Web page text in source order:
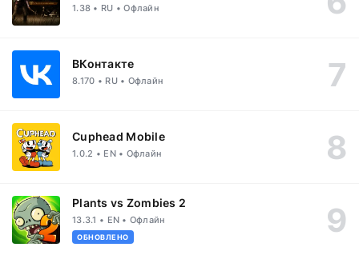
1.38 • RU • Офлайн
ВКонтакте
8.170 • RU • Офлайн
Cuphead Mobile
1.0.2 • EN • Офлайн
Plants vs Zombies 2
13.3.1 • EN • Офлайн
ОБНОВЛЕНО